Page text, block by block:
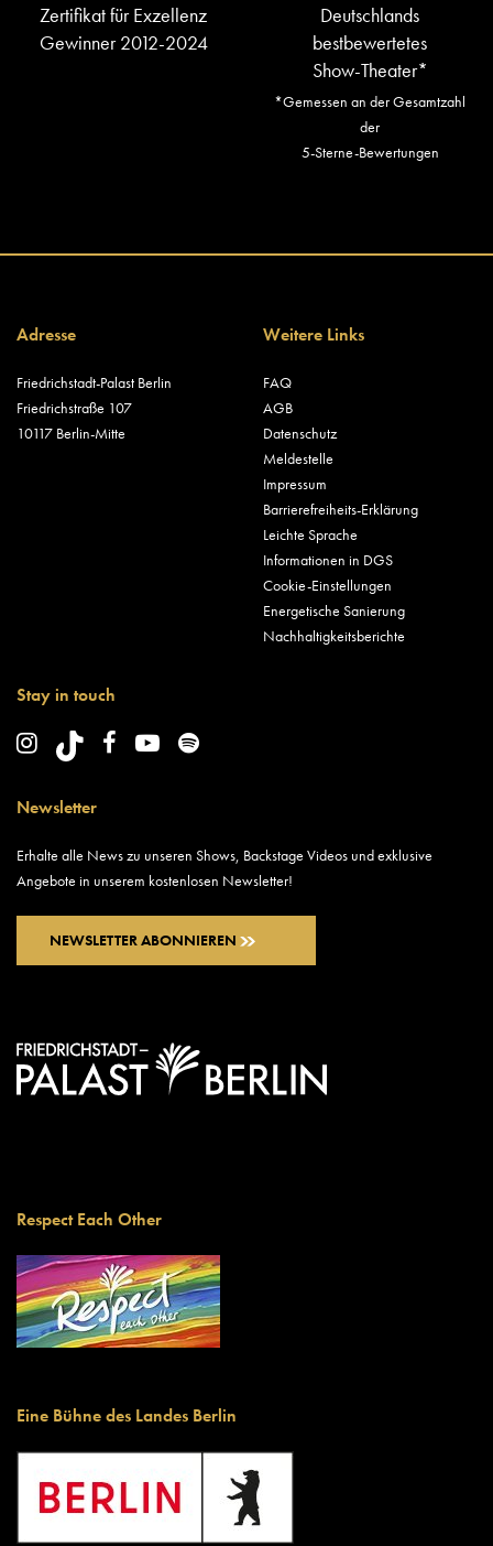
Zertifikat für Exzellenz
Gewinner 2012-2024
Deutschlands
bestbewertetes
Show-Theater*
*Gemessen an der Gesamtzahl
der
5-Sterne-Bewertungen
Adresse
Friedrichstadt-Palast Berlin
Friedrichstraße 107
10117 Berlin-Mitte
Weitere Links
FAQ
AGB
Datenschutz
Meldestelle
Impressum
Barrierefreiheits-Erklärung
Leichte Sprache
Informationen in DGS
Cookie-Einstellungen
Energetische Sanierung
Nachhaltigkeitsberichte
Stay in touch
Newsletter
Erhalte alle News zu unseren Shows, Backstage Videos und exklusive
Angebote in unserem kostenlosen Newsletter!
NEWSLETTER ABONNIEREN
Respect Each Other
Eine Bühne des Landes Berlin